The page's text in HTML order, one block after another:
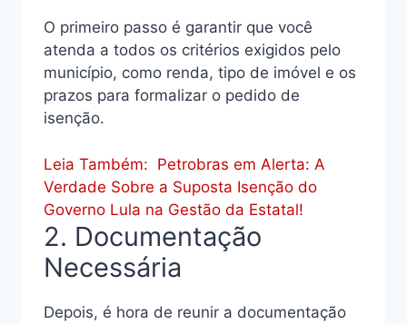
O primeiro passo é garantir que você
atenda a todos os critérios exigidos pelo
município, como renda, tipo de imóvel e os
prazos para formalizar o pedido de
isenção.
Leia Também: Petrobras em Alerta: A
Verdade Sobre a Suposta Isenção do
Governo Lula na Gestão da Estatal!
2. Documentação
Necessária
Depois, é hora de reunir a documentação